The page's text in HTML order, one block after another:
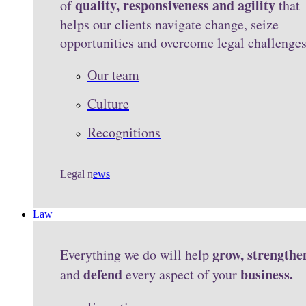
ofquality, responsiveness and agilitythat
helps our clients navigate change, seize
opportunities and overcome legal
Our team
Culture
Recognitions
Legal news
Law
Everything we do will helpgrow,
anddefendevery aspect of yourbusiness.